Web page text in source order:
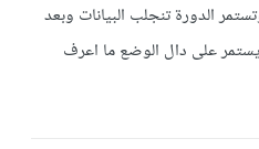
الدورة تنجلب البيانات وبعد
على دال الوضع ما اعرف